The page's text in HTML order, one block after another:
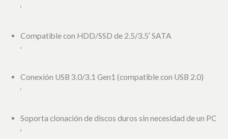
‘
Compatible con HDD/SSD de 2.5/3.5′ SATA
‘
Conexión USB 3.0/3.1 Gen1 (compatible con USB 2.0)
‘
Soporta clonación de discos duros sin necesidad de un PC
‘